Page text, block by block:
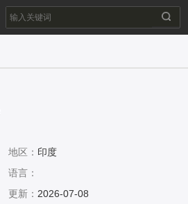
地区： 印度
语言：
更新： 2026-07-08